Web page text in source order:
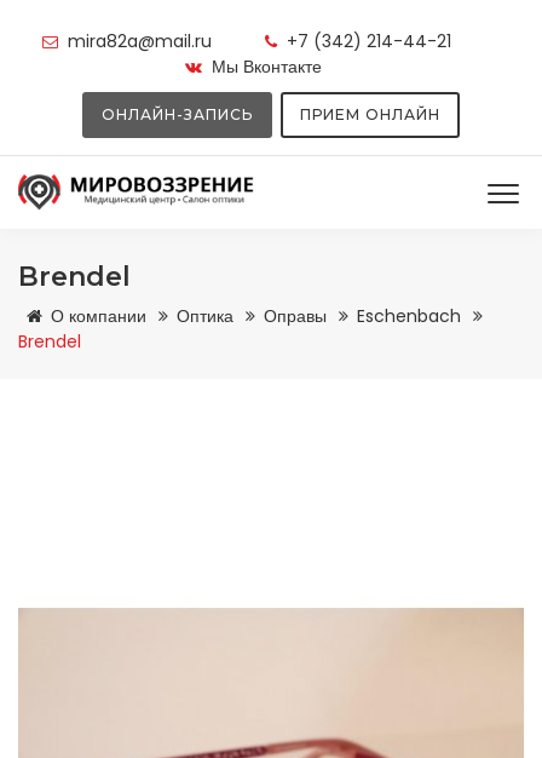
mira82a@mail.ru
+7 (342) 214-44-21
Мы Вконтакте
ОНЛАЙН-ЗАПИСЬ ПРИЕМ ОНЛАЙН
Brendel
О компании Оптика Оправы
Eschenbach
Brendel